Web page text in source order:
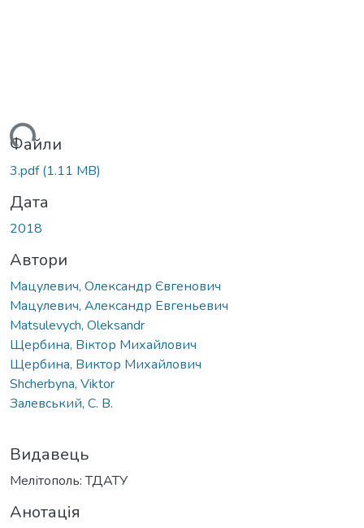
Файли
3.pdf(1.11 MB)
Дата
2018
Автори
Мацулевич, Олександр Євгенович
Мацулевич, Александр Евгеньевич
Matsulevych, Oleksandr
Щербина, Віктор Михайлович
Щербина, Виктор Михайлович
Shcherbyna, Viktor
Залевський, С. В.
Видавець
Мелітополь: ТДАТУ
Анотація